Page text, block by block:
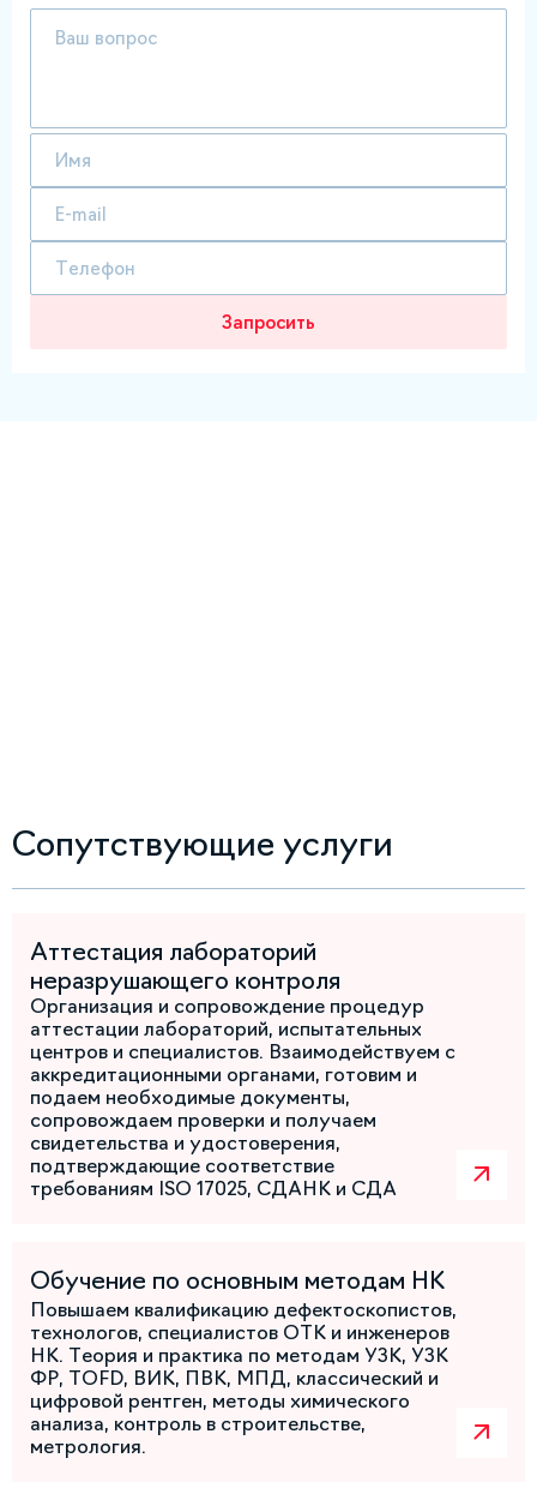
Запросить
Сопутствующие услуги
Аттестация лабораторий
неразрушающего контроля
Организация и сопровождение процедур
аттестации лабораторий, испытательных
центров и специалистов. Взаимодействуем с
аккредитационными органами, готовим и
подаем необходимые документы,
сопровождаем проверки и получаем
свидетельства и удостоверения,
подтверждающие соответствие
требованиям ISO 17025, СДАНК и СДА
Обучение по основным методам НК
Повышаем квалификацию дефектоскопистов,
технологов, специалистов ОТК и инженеров
НК. Теория и практика по методам УЗК, УЗК
ФР, TOFD, ВИК, ПВК, МПД, классический и
цифровой рентген, методы химического
анализа, контроль в строительстве,
метрология.